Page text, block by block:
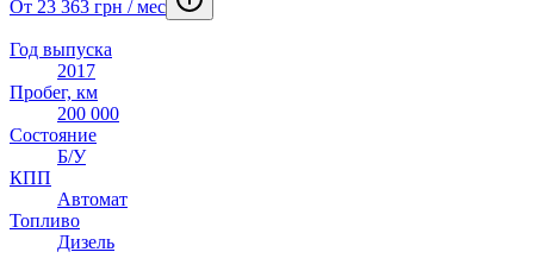
От 23 363 грн / мес
Год выпуска
2017
Пробег, км
200 000
Состояние
Б/У
КПП
Автомат
Топливо
Дизель